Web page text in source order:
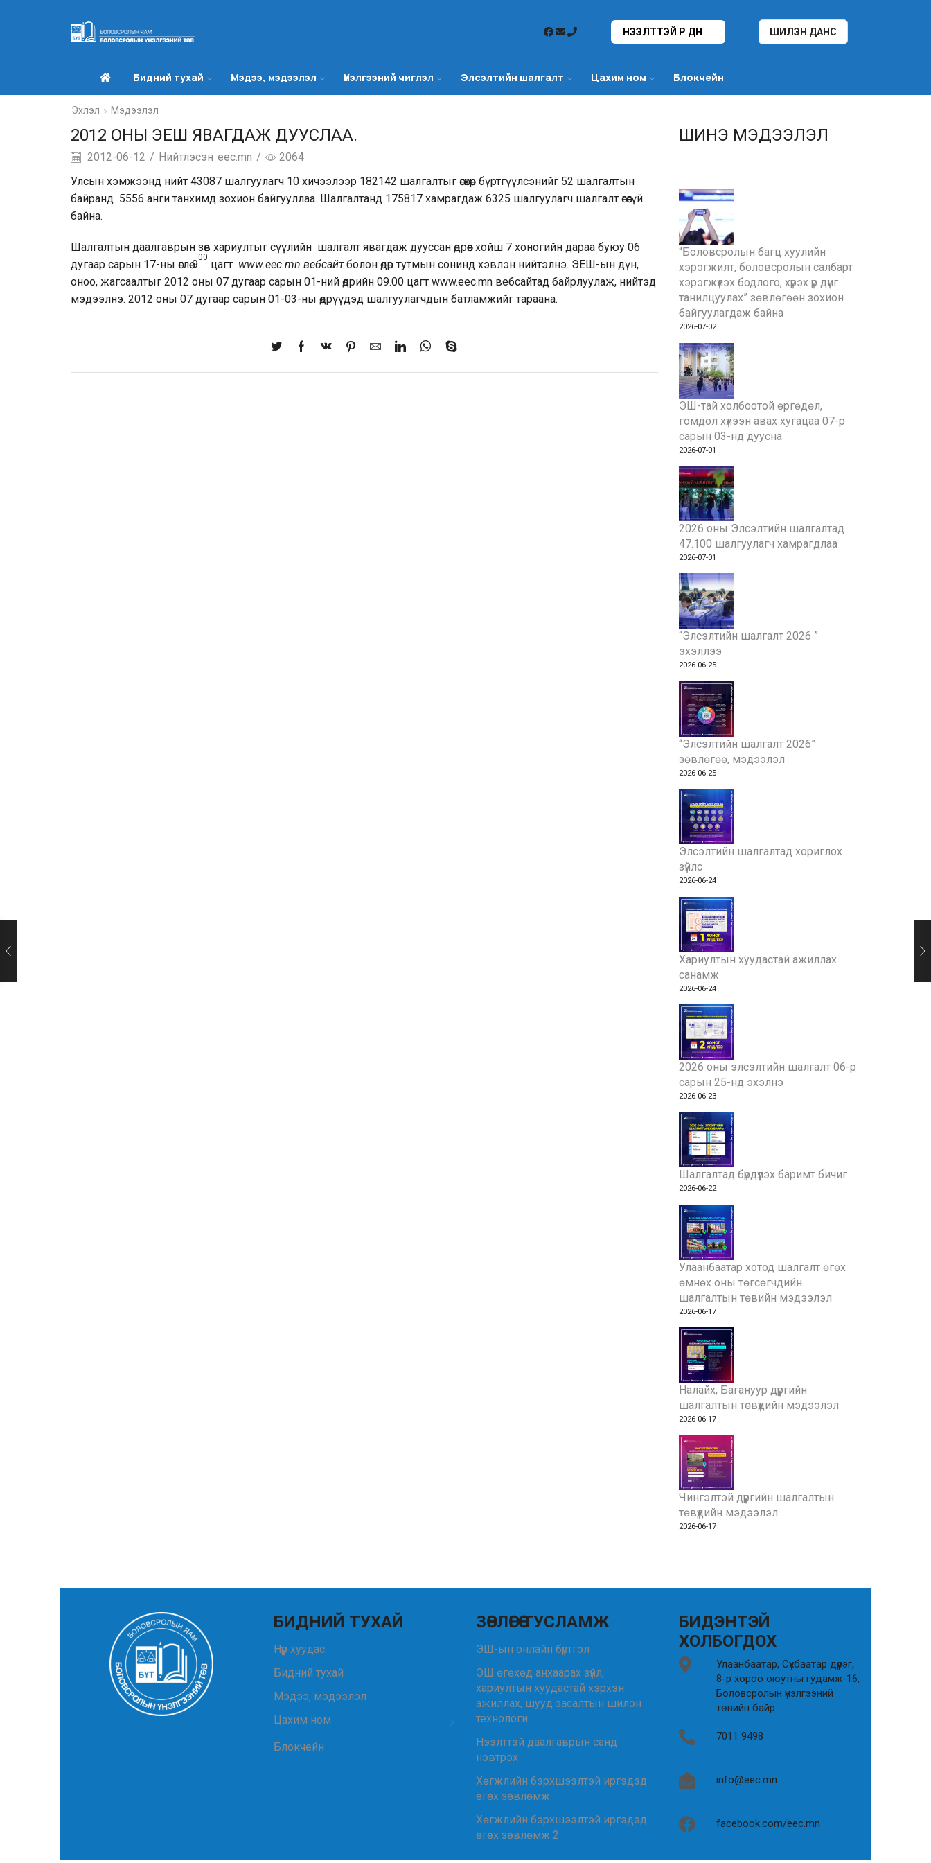
НЭЭЛТТЭЙ ҮР ДҮН ШИЛЭН ДАНС
Бидний тухай Мэдээ, мэдээлэл Үнэлгээний чиглэл Элсэлтийн шалгалт Цахим ном Блокчейн
Эхлэл Мэдээлэл
2012 ОНЫ ЭЕШ ЯВАГДАЖ ДУУСЛАА.
2012-06-12 / Нийтлэсэн eec.mn /
2064
Улсын хэмжээнд нийт 43087 шалгуулагч 10 хичээлээр 182142 шалгалтыг өгөхөөр бүртгүүлсэнийг 52 шалгалтын
байранд 5556 анги танхимд зохион байгууллаа. Шалгалтанд 175817 хамрагдаж 6325 шалгуулагч шалгалт өгөөгүй
байна.
Шалгалтын даалгаврын зөв хариултыг сүүлийн шалгалт явагдаж дууссан өдрөөс хойш 7 хоногийн дараа буюу 06
дугаар сарын 17-ны өглөө 9
00
цагт www.eec.mn вебсайтболон өдөр тутмын сонинд хэвлэн нийтэлнэ. ЭЕШ-ын дүн,
оноо, жагсаалтыг 2012 оны 07 дугаар сарын 01-ний өдрийн 09.00 цагт www.eec.mn вебсайтад байрлуулаж, нийтэд
мэдээлнэ. 2012 оны 07 дугаар сарын 01-03-ны өдрүүдэд шалгуулагчдын батламжийг тараана.
ШИНЭ МЭДЭЭЛЭЛ
“Боловсролын багц хуулийн
хэрэгжилт, боловсролын салбарт
хэрэгжүүлэх бодлого, хүрэх үр дүнг
танилцуулах” зөвлөгөөн зохион
байгуулагдаж байна
2026-07-02
ЭШ-тай холбоотой өргөдөл,
гомдол хүлээн авах хугацаа 07-р
сарын 03-нд дуусна
2026-07-01
2026 оны Элсэлтийн шалгалтад
47.100 шалгуулагч хамрагдлаа
2026-07-01
“Элсэлтийн шалгалт 2026 ”
эхэллээ
2026-06-25
“Элсэлтийн шалгалт 2026”
зөвлөгөө, мэдээлэл
2026-06-25
Элсэлтийн шалгалтад хориглох
зүйлс
2026-06-24
Хариултын хуудастай ажиллах
санамж
2026-06-24
2026 оны элсэлтийн шалгалт 06-р
сарын 25-нд эхэлнэ
2026-06-23
Шалгалтад бүрдүүлэх баримт бичиг
2026-06-22
Улаанбаатар хотод шалгалт өгөх
өмнөх оны төгсөгчдийн
шалгалтын төвийн мэдээлэл
2026-06-17
Налайх, Багануур дүүргийн
шалгалтын төвүүдийн мэдээлэл
2026-06-17
Чингэлтэй дүүргийн шалгалтын
төвүүдийн мэдээлэл
2026-06-17
БИДНИЙ ТУХАЙ
Нүүр хуудас
Бидний тухай
Мэдээ, мэдээлэл
Цахим ном
Блокчейн
ЗӨВЛӨГӨӨ ТУСЛАМЖ
ЭШ-ын онлайн бүртгэл
ЭШ өгөхөд анхаарах зүйл,
хариултын хуудастай хэрхэн
ажиллах, шууд засалтын шилэн
технологи
Нээлттэй даалгаврын санд
нэвтрэх
Хөгжлийн бэрхшээлтэй иргэдэд
өгөх зөвлөмж
Хөгжлийн бэрхшээлтэй иргэдэд
өгөх зөвлөмж 2
БИДЭНТЭЙ
ХОЛБОГДОХ
Улаанбаатар, Сүхбаатар дүүрэг,
8-р хороо оюутны гудамж-16,
Боловсролын үнэлгээний
төвийн байр
7011 9498
info@eec.mn
facebook.com/eec.mn